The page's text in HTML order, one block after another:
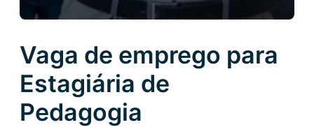
Vaga de emprego para
Estagiária de
Pedagogia